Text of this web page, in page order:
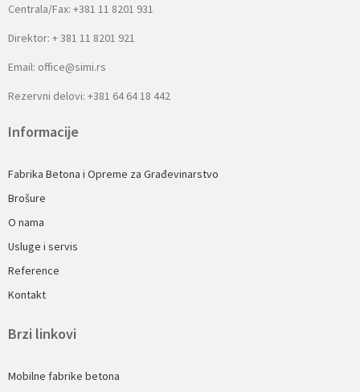
Centrala/Fax: +381 11 8201 931
Direktor: + 381 11 8201 921
Email: office@simi.rs
Rezervni delovi: +381 64 64 18 442
Informacije
Fabrika Betona i Opreme za Građevinarstvo
Brošure
O nama
Usluge i servis
Reference
Kontakt
Brzi linkovi
Mobilne fabrike betona